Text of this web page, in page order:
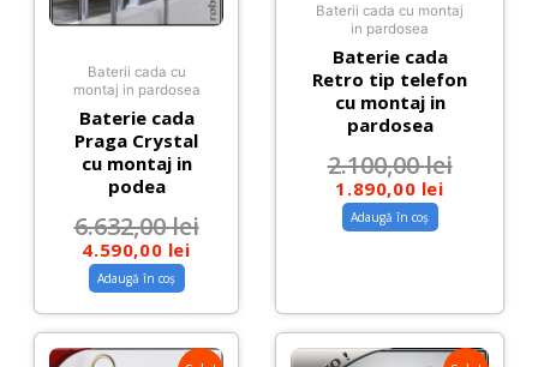
Baterii cada cu
montaj in pardosea
Baterie cada
Praga Crystal
cu montaj in
podea
6.632,00lei
4.590,00 lei
Adaugă în coș
Baterii cada cu montaj
in pardosea
Baterie cada
Retro tip telefon
cu montaj in
pardosea
2.100,00lei
1.890,00 lei
Adaugă în coș